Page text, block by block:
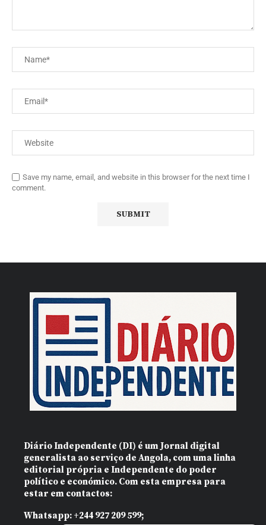
Save my name, email, and website in this browser for the next time I
comment.
Diário Independente (DI) é um Jornal digital
generalista ao serviço de Angola, com uma linha
editorial própria e Independente do poder
político e económico. Com esta empresa para
estar em contactos:
Whatsapp: +244 927 209 599;